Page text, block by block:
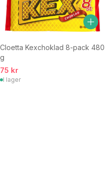
Cloetta Kexchoklad 8-pack 480
g
75 kr
I lager